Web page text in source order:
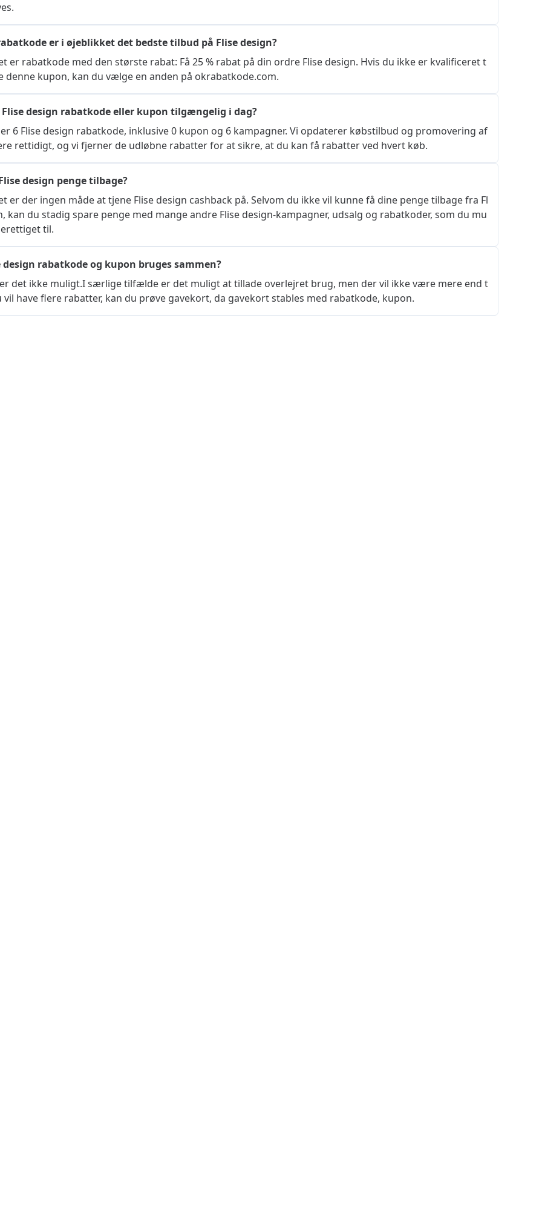
er i øjeblikket det bedste tilbud på Flise design?
er rabatkode med den største rabat: Få 25 % rabat på din ordre Flise design. Hvis du ikke er kvalificeret t
denne kupon, kan du vælge en anden på okrabatkode.com.
Flise design rabatkode eller kupon tilgængelig i dag?
6 Flise design rabatkode, inklusive 0 kupon og 6 kampagner. Vi opdaterer købstilbud og promovering af
rettidigt, og vi fjerner de udløbne rabatter for at sikre, at du kan få rabatter ved hvert køb.
design penge tilbage?
er der ingen måde at tjene Flise design cashback på. Selvom du ikke vil kunne få dine penge tilbage fra Fl
kan du stadig spare penge med mange andre Flise design-kampagner, udsalg og rabatkoder, som du mu
til.
design rabatkode og kupon bruges sammen?
det ikke muligt.I særlige tilfælde er det muligt at tillade overlejret brug, men der vil ikke være mere end t
vil have flere rabatter, kan du prøve gavekort, da gavekort stables med rabatkode, kupon.